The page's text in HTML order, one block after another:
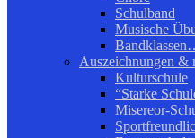
Schulband
Musische
Auszeichnungen &
Kulturschule
“Starke
Misereor-